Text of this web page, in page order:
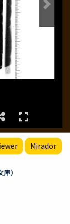
Mirador
）